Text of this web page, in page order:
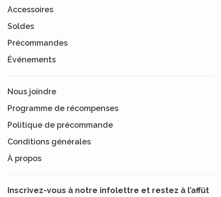
Accessoires
Soldes
Précommandes
Événements
Nous joindre
Programme de récompenses
Politique de précommande
Conditions générales
À propos
Inscrivez-vous à notre infolettre et restez à l’affût